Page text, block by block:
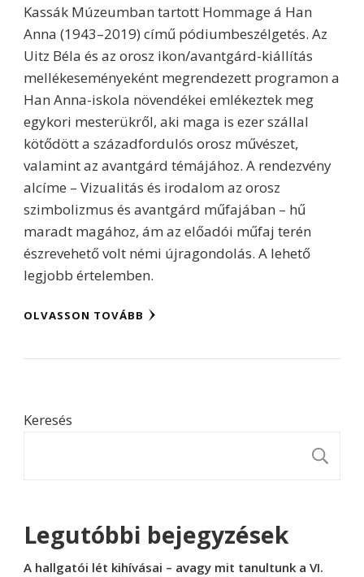
Kassák Múzeumban tartott Hommage á Han
Anna (1943–2019) című pódiumbeszélgetés. Az
Uitz Béla és az orosz ikon/avantgárd-kiállítás
mellékeseményeként megrendezett programon a
Han Anna-iskola növendékei emlékeztek meg
egykori mesterükről, aki maga is ezer szállal
kötődött a századfordulós orosz művészet,
valamint az avantgárd témájához. A rendezvény
alcíme – Vizualitás és irodalom az orosz
szimbolizmus és avantgárd műfajában – hű
maradt magához, ám az előadói műfaj terén
észrevehető volt némi újragondolás. A lehető
legjobb értelemben.
OLVASSON TOVÁBB
Keresés
Legutóbbi bejegyzések
A hallgatói lét kihívásai – avagy mit tanultunk a VI.